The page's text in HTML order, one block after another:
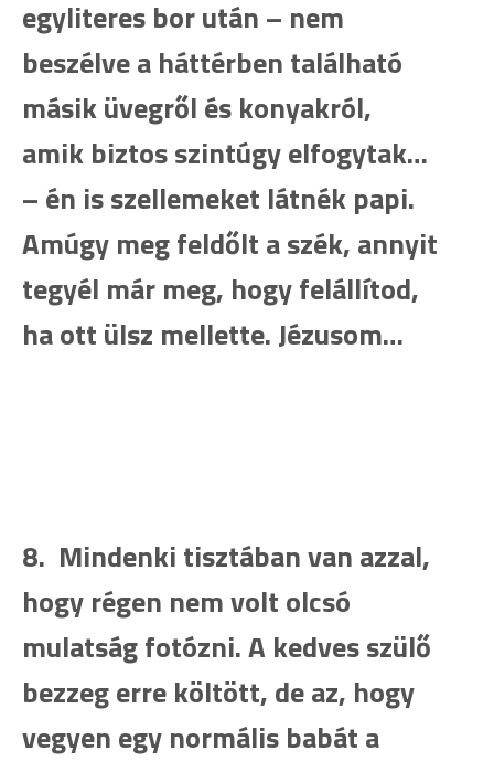
egyliteres bor után – nem
beszélve a háttérben található
másik üvegről és konyakról,
amik biztos szintúgy elfogytak…
– én is szellemeket látnék papi.
Amúgy meg feldőlt a szék, annyit
tegyél már meg, hogy felállítod,
ha ott ülsz mellette. Jézusom…
8. Mindenki tisztában van azzal,
hogy régen nem volt olcsó
mulatság fotózni. A kedves szülő
bezzeg erre költött, de az, hogy
vegyen egy normális babát a